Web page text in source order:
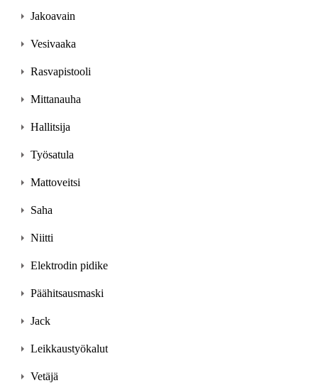
Jakoavain
Vesivaaka
Rasvapistooli
Mittanauha
Hallitsija
Työsatula
Mattoveitsi
Saha
Niitti
Elektrodin pidike
Päähitsausmaski
Jack
Leikkaustyökalut
Vetäjä